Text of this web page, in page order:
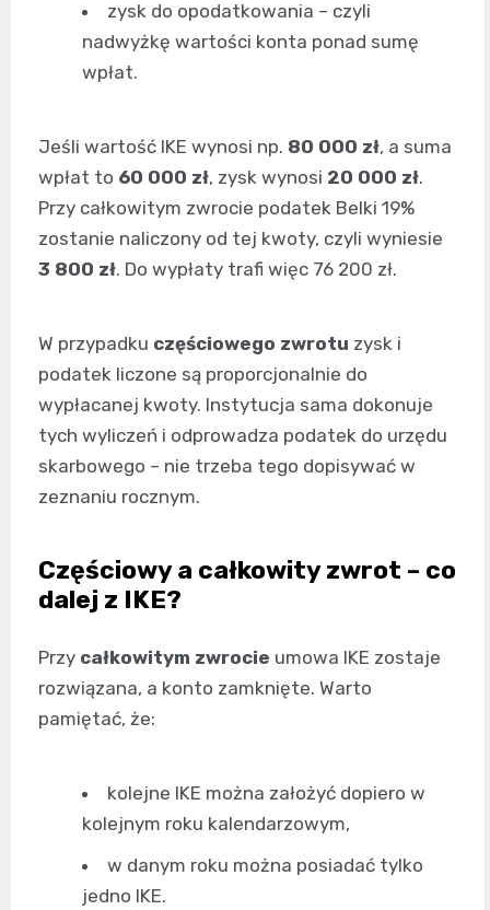
zysk do opodatkowania – czyli
nadwyżkę wartości konta ponad sumę
wpłat.
Jeśli wartość IKE wynosi np. 80 000 zł, a suma
wpłat to 60 000 zł, zysk wynosi 20 000 zł.
Przy całkowitym zwrocie podatek Belki 19%
zostanie naliczony od tej kwoty, czyli wyniesie
3 800 zł. Do wypłaty trafi więc 76 200 zł.
W przypadku częściowego zwrotu zysk i
podatek liczone są proporcjonalnie do
wypłacanej kwoty. Instytucja sama dokonuje
tych wyliczeń i odprowadza podatek do urzędu
skarbowego – nie trzeba tego dopisywać w
zeznaniu rocznym.
Częściowy a całkowity zwrot – co
dalej z IKE?
Przy całkowitym zwrocie umowa IKE zostaje
rozwiązana, a konto zamknięte. Warto
pamiętać, że:
kolejne IKE można założyć dopiero w
kolejnym roku kalendarzowym,
w danym roku można posiadać tylko
jedno IKE.